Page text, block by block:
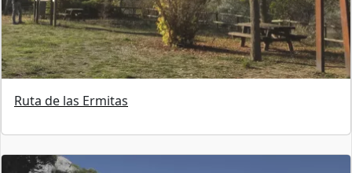
Ruta de las Ermitas